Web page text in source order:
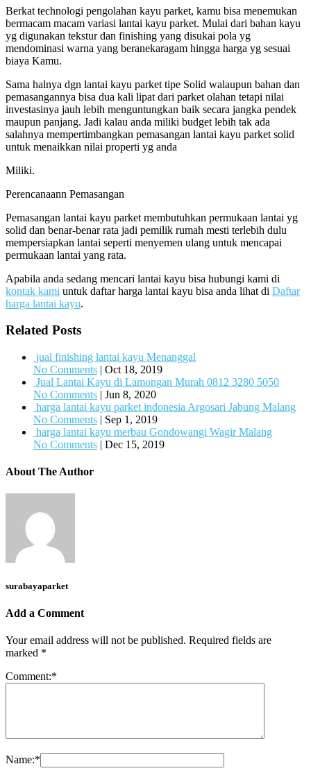
Berkat technologi pengolahan kayu parket, kamu bisa menemukan
bermacam macam variasi lantai kayu parket. Mulai dari bahan kayu
yg digunakan tekstur dan finishing yang disukai pola yg
mendominasi warna yang beranekaragam hingga harga yg sesuai
biaya Kamu.
Sama halnya dgn lantai kayu parket tipe Solid walaupun bahan dan
pemasangannya bisa dua kali lipat dari parket olahan tetapi nilai
investasinya jauh lebih menguntungkan baik secara jangka pendek
maupun panjang. Jadi kalau anda miliki budget lebih tak ada
salahnya mempertimbangkan pemasangan lantai kayu parket solid
untuk menaikkan nilai properti yg anda
Miliki.
Perencanaann Pemasangan
Pemasangan lantai kayu parket membutuhkan permukaan lantai yg
solid dan benar-benar rata jadi pemilik rumah mesti terlebih dulu
mempersiapkan lantai seperti menyemen ulang untuk mencapai
permukaan lantai yang rata.
Apabila anda sedang mencari lantai kayu bisa hubungi kami di
kontak kami untuk daftar harga lantai kayu bisa anda lihat di Daftar
harga lantai kayu.
Related Posts
jual finishing lantai kayu Menanggal
No Comments | Oct 18, 2019
Jual Lantai Kayu di Lamongan Murah 0812 3280 5050
No Comments | Jun 8, 2020
harga lantai kayu parket indonesia Argosari Jabung Malang
No Comments | Sep 1, 2019
harga lantai kayu merbau Gondowangi Wagir Malang
No Comments | Dec 15, 2019
About The Author
surabayaparket
Add a Comment
Your email address will not be published. Required fields are
marked *
Comment:*
Name:*